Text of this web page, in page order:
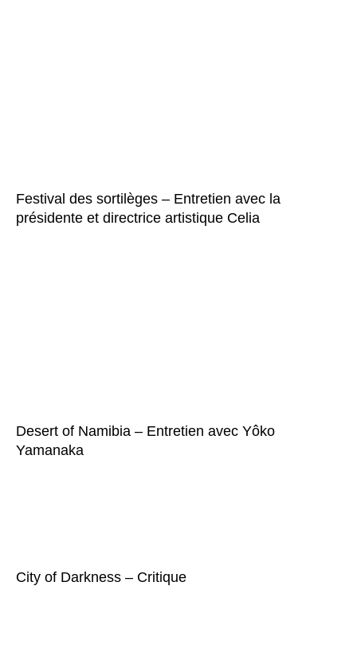
Festival des sortilèges – Entretien avec la
présidente et directrice artistique Celia
Desert of Namibia – Entretien avec Yôko
Yamanaka
City of Darkness – Critique